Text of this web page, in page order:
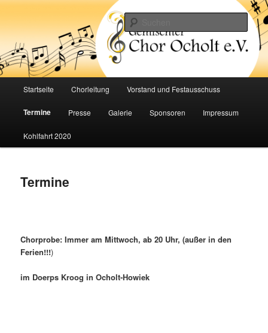
wechseln
Gemischter Chor Ocholt e.V.
Startseite Chorleitung Vorstand und Festausschuss
Termine Presse Galerie Sponsoren Impressum
Kohlfahrt 2020
Termine
Chorprobe: Immer am Mittwoch, ab 20 Uhr, (außer in den
Ferien!!!)
im Doerps Kroog in Ocholt-Howiek